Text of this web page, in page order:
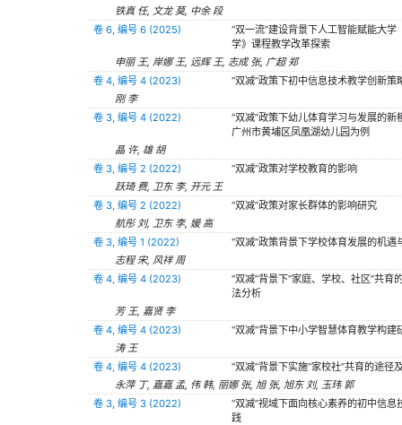
铁真 任, 文龙 莫, 中余 段
卷 6, 编号 6 (2025)
“双一流”建设背景下人工智能赋能大学
学》课程教学改革探索
申丽 王, 岸娜 王, 远辉 王, 志成 张, 广超 郑
卷 4, 编号 4 (2023)
“双减”政策下初中信息技术教学创新策
刚 李
卷 3, 编号 4 (2022)
“双减”政策下幼儿体育学习与发展的
广州市黄埔区凤凰湖幼儿园为例
晶 许, 雄 胡
卷 3, 编号 2 (2022)
“双减”政策对学校教育的影响
跃琦 费, 卫东 李, 开元 王
卷 3, 编号 2 (2022)
“双减”政策对家长群体的影响研究
航彤 刘, 卫东 李, 媛 高
卷 3, 编号 1 (2022)
“双减”政策背景下学校体育发展的机遇
志程 宋, 风祥 周
卷 4, 编号 4 (2023)
“双减”背景下“家庭、学校、社区”共育
法分析
芳 王, 嘉贤 李
卷 4, 编号 4 (2023)
“双减”背景下中小学智慧体育教学构建
涛 王
卷 4, 编号 4 (2023)
“双减”背景下实施“家校社”共育的途径
永萍 丁, 嘉嘉 孟, 伟 韩, 丽娜 张, 旭 张, 旭东 刘, 玉玮 郭
卷 3, 编号 3 (2022)
“双减”视域下面向核心素养的初中信息
践